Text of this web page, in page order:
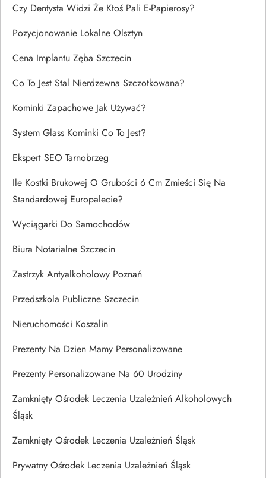
Czy Dentysta Widzi Że Ktoś Pali E-Papierosy?
Pozycjonowanie Lokalne Olsztyn
Cena Implantu Zęba Szczecin
Co To Jest Stal Nierdzewna Szczotkowana?
Kominki Zapachowe Jak Używać?
System Glass Kominki Co To Jest?
Ekspert SEO Tarnobrzeg
Ile Kostki Brukowej O Grubości 6 Cm Zmieści Się Na
Standardowej Europalecie?
Wyciągarki Do Samochodów
Biura Notarialne Szczecin
Zastrzyk Antyalkoholowy Poznań
Przedszkola Publiczne Szczecin
Nieruchomości Koszalin
Prezenty Na Dzien Mamy Personalizowane
Prezenty Personalizowane Na 60 Urodziny
Zamknięty Ośrodek Leczenia Uzależnień Alkoholowych
Śląsk
Zamknięty Ośrodek Leczenia Uzależnień Śląsk
Prywatny Ośrodek Leczenia Uzależnień Śląsk